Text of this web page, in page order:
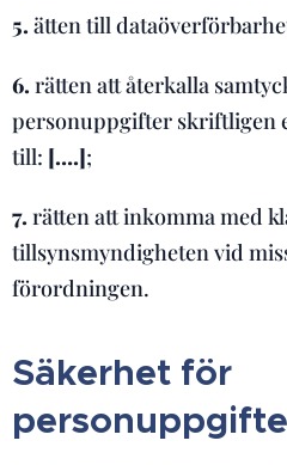
5. ätten till
6. rätten att återkalla
personuppgifter skriftligen
till: [….];
7. rätten att inkomma med
tillsynsmyndigheten vid
förordningen.
Säkerhet för